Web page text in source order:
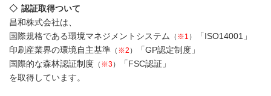
認証取得ついて
昌和株式会社は、
国際規格である環境マネジメントシステム
（ ※1 ）
「ISO14001」
印刷産業界の環境自主基準 （ ※2 ）
「GP認定制度」
国際的な森林認証制度 （ ※3）
「FSC認証」
を取得しています。